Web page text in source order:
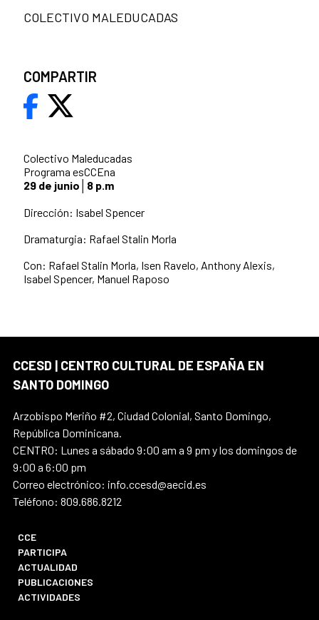
Colectivo Maleducadas
Programa esCCEna
29 de junio│8 p.m
Dirección: Isabel Spencer
Dramaturgia: Rafael Stalin Morla
Con: Rafael Stalin Morla, Isen Ravelo, Anthony Alexis,
Isabel Spencer, Manuel Raposo
COLECTIVO MALEDUCADAS
COMPARTIR
CCESD | CENTRO CULTURAL DE ESPAÑA EN
SANTO DOMINGO
Arzobispo Meriño #2, Ciudad Colonial, Santo Domingo,
República Dominicana.
CENTRO: Lunes a sábado 9:00 am a 9 pm y los domingos de
9:00 a 6:00 pm
Correo electrónico: info.ccesd@aecid.es
Teléfono: 809.686.8212
CCE
PARTICIPA
ACTUALIDAD
PUBLICACIONES
ACTIVIDADES